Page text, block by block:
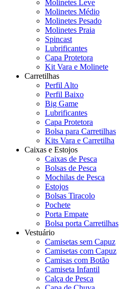
Molinetes Leve
Molinetes Médio
Molinetes Pesado
Molinetes Praia
Spincast
Lubrificantes
Capa Protetora
Kit Vara e Molinete
Carretilhas
Perfil Alto
Perfil Baixo
Big Game
Lubrificantes
Capa Protetora
Bolsa para Carretilhas
Kits Vara e Carretilha
Caixas e Estojos
Caixas de Pesca
Bolsas de Pesca
Mochilas de Pesca
Estojos
Bolsas Tiracolo
Pochete
Porta Empate
Bolsa porta Carretilhas
Vestuário
Camisetas sem Capuz
Camisetas com Capuz
Camisas com Botão
Camiseta Infantil
Calça de Pesca